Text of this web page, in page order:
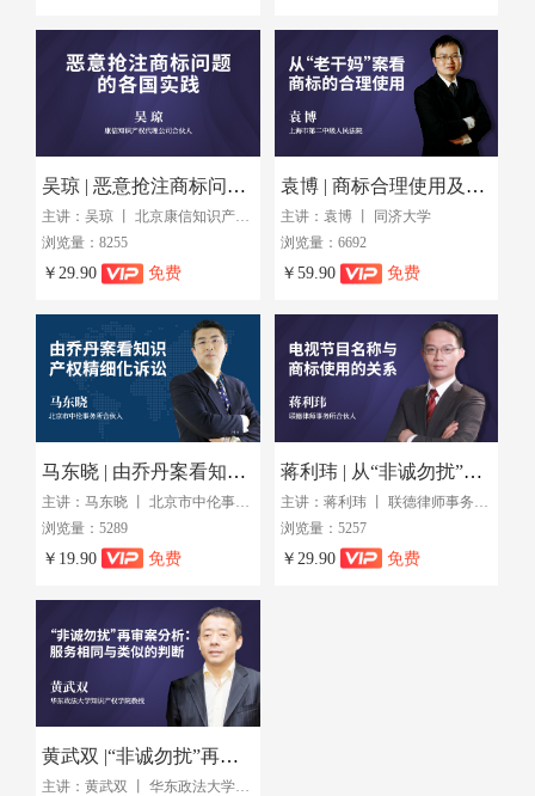
吴琼 | 恶意抢注商标问题的各国实践
主讲：吴琼 丨 北京康信知识产权代理有限责任公司合伙人
浏览量：8255
￥29.90 免费
袁博 | 商标合理使用及知识产权维权思维
主讲：袁博 丨 同济大学
浏览量：6692
￥59.90 免费
马东晓 | 由乔丹案看知识产权精细化诉讼
浏览量：5289
￥19.90 免费
蒋利玮 | 从“非诚勿扰”案看电视节目名称与商标使用
浏览量：5257
￥29.90 免费
黄武双 |“非诚勿扰”再审案分析：服务相同与类似的判断
主讲：黄武双 丨 华东政法大学知识产权学院教授